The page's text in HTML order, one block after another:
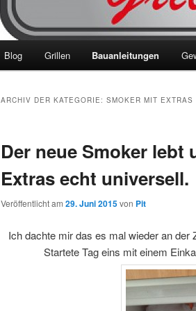
Blog Grillen Bauanleitungen
ARCHIV DER KATEGORIE: SMOKER MIT EXTRAS
Der neue Smoker lebt
Extras echt universell.
Veröffentlicht am 29. Juni 2015von Pit
Ich dachte mir das es mal wieder an der
Startete Tag eins mit einem